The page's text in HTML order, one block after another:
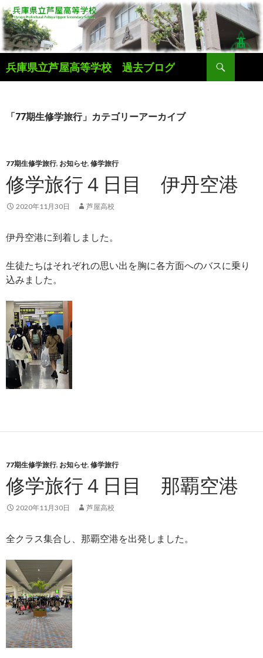
兵庫県立芦屋高等学校 過去ブログ
索
ン
キ
ッ
プ
「77期生修学旅行」カテゴリーアーカイブ
77期生修学旅行, お知らせ, 修学旅行
修学旅行４日目 伊丹空港
2020年11月30日 芦屋高校
伊丹空港に到着しました。
生徒たちはそれぞれの思い出を胸に各方面へのバスに乗り
込みました。
77期生修学旅行, お知らせ, 修学旅行
修学旅行４日目 那覇空港
2020年11月30日 芦屋高校
全クラス集合し、那覇空港を出発しました。